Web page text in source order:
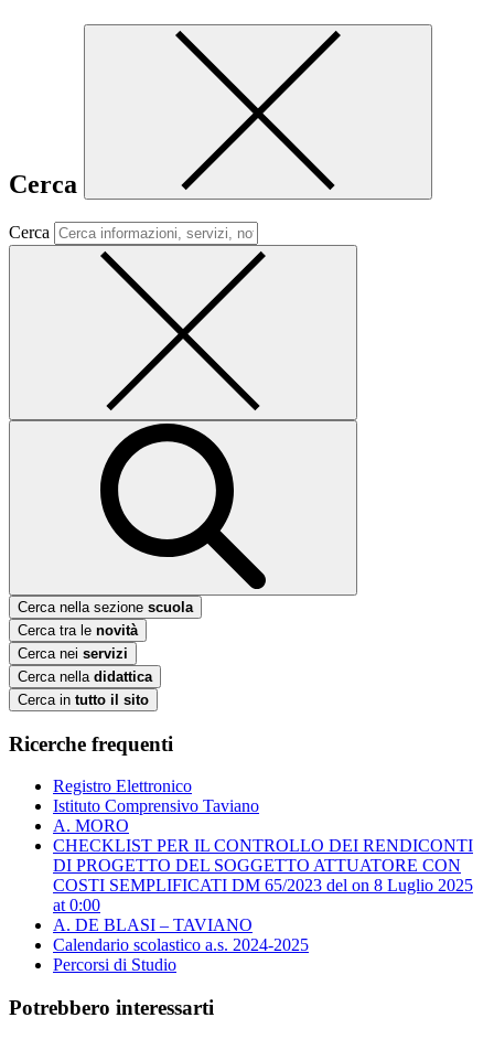
Cerca
Cerca
Cerca nella sezione scuola
Cerca tra le novità
Cerca nei servizi
Cerca nella didattica
Cerca in tutto il sito
Ricerche frequenti
Registro Elettronico
Istituto Comprensivo Taviano
A. MORO
CHECKLIST PER IL CONTROLLO DEI RENDICONTI
DI PROGETTO DEL SOGGETTO ATTUATORE CON
COSTI SEMPLIFICATI DM 65/2023 del ​on 8 Luglio 2025
at 0:00
A. DE BLASI – TAVIANO
Calendario scolastico a.s. 2024-2025
Percorsi di Studio
Potrebbero interessarti